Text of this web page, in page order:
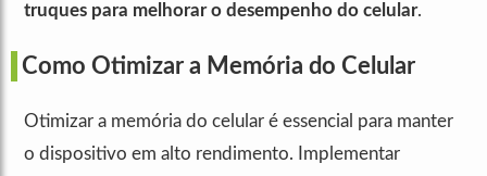
truques para melhorar o desempenho do celular.
Como Otimizar a Memória do Celular
Otimizar a memória do celular é essencial para manter
o dispositivo em alto rendimento. Implementar